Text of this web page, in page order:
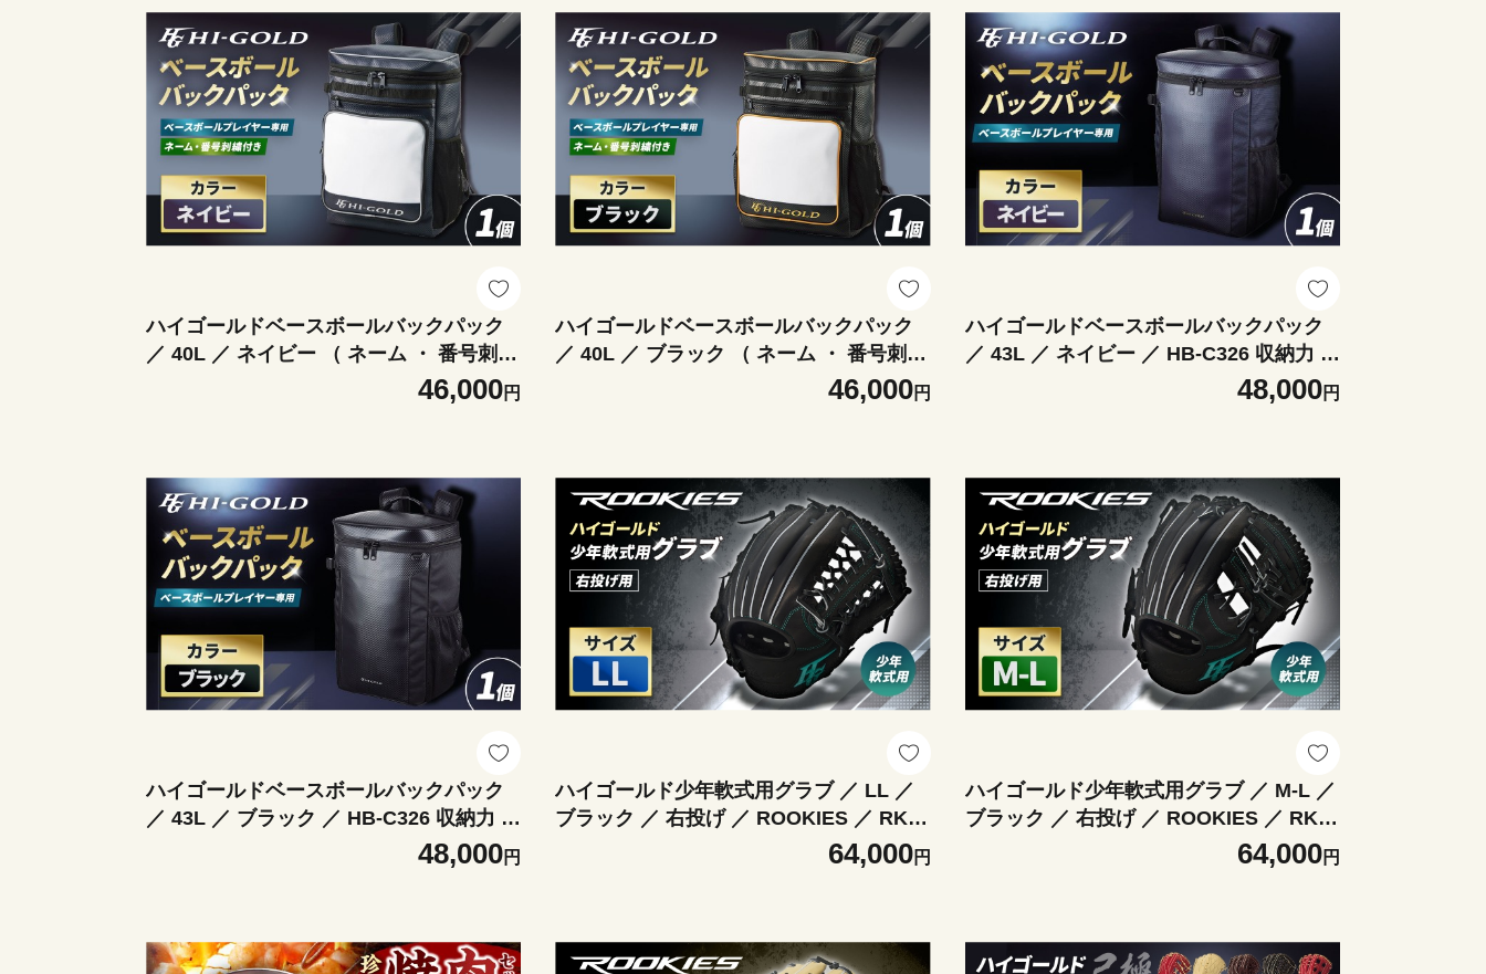
ハイゴールドベースボールバックパック
／ 40L ／ ネイビー （ ネーム ・ 番号刺繍
付き ） ／ HB-C226 刺繍 ネーム入れ 収納
力 バット収納 ポケット 通学 ベースボー
46,000円
ハイゴールドベースボールバックパック
／ 40L ／ ブラック （ ネーム ・ 番号刺繍
付き ） ／ HB-C226 刺繍 ネーム入れ 収納
力 バット収納 ポケット 通学 ベースボー
46,000円
ハイゴールドベースボールバックパック
／ 43L ／ ネイビー ／ HB-C326 収納力 耐
久素材 スパイク収納 通学 通勤 ベースボ
48,000円
ハイゴールドベースボールバックパック
／ 43L ／ ブラック ／ HB-C326 収納力 耐
久素材 スパイク収納 通学 通勤 ベースボ
48,000円
ハイゴールド少年軟式用グラブ ／ LL ／
ブラック ／ 右投げ ／ ROOKIES ／ RKG-
03LL レザー 軽さ 野球 ベースボール 野球
64,000円
ハイゴールド少年軟式用グラブ ／ M-L ／
ブラック ／ 右投げ ／ ROOKIES ／ RKG-
02ML レザー 軽さ 野球 ベースボール 野
64,000円